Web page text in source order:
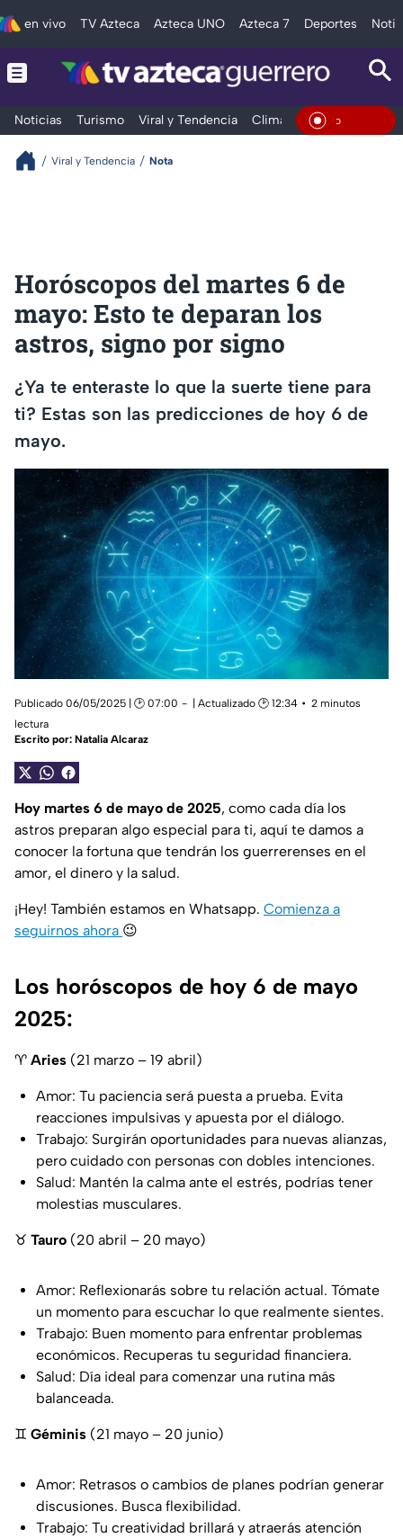
en vivo TV Azteca Azteca UNO Azteca 7 Deportes
Noticias Turismo Viral y Tendencia Clima Deportes En Vivo
Viral y Tendencia Nota
Horóscopos del martes 6 de
mayo: Esto te deparan los
astros, signo por signo
¿Ya te enteraste lo que la suerte tiene para
ti? Estas son las predicciones de hoy 6 de
mayo.
Publicado 06/05/2025 | 🕑 07:00 | Actualizado 🕑 12:34
2 minutos
lectura
Escrito por: Natalia Alcaraz
Hoy martes 6 de mayo de 2025, como cada día los
astros preparan algo especial para ti, aquí te damos a
conocer la fortuna que tendrán los guerrerenses en el
amor, el dinero y la salud.
¡Hey! También estamos en Whatsapp. Comienza a
seguirnos ahora 😉
Los horóscopos de hoy 6 de mayo
2025:
♈ Aries (21 marzo – 19 abril)
Amor: Tu paciencia será puesta a prueba. Evita
reacciones impulsivas y apuesta por el diálogo.
Trabajo: Surgirán oportunidades para nuevas alianzas,
pero cuidado con personas con dobles intenciones.
Salud: Mantén la calma ante el estrés, podrías tener
molestias musculares.
♉ Tauro (20 abril – 20 mayo)
Amor: Reflexionarás sobre tu relación actual. Tómate
un momento para escuchar lo que realmente sientes.
Trabajo: Buen momento para enfrentar problemas
económicos. Recuperas tu seguridad financiera.
Salud: Día ideal para comenzar una rutina más
balanceada.
♊ Géminis (21 mayo – 20 junio)
Amor: Retrasos o cambios de planes podrían generar
discusiones. Busca flexibilidad.
Trabajo: Tu creatividad brillará y atraerás atención